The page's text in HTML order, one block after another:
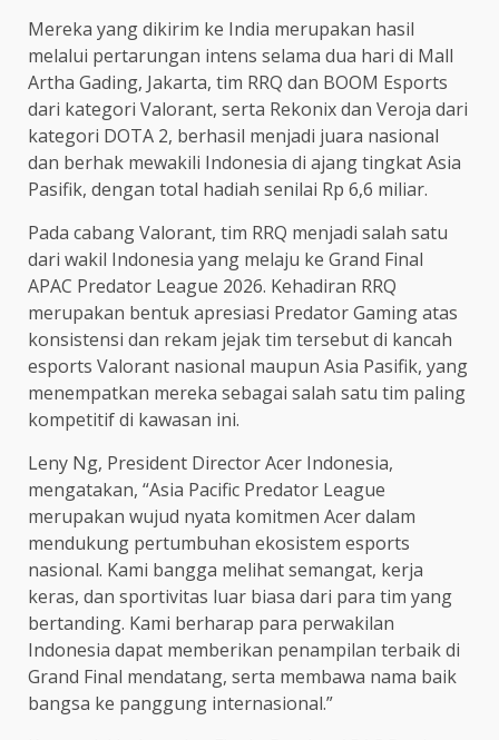
Mereka yang dikirim ke India merupakan hasil
melalui pertarungan intens selama dua hari di Mall
Artha Gading, Jakarta, tim RRQ dan BOOM Esports
dari kategori Valorant, serta Rekonix dan Veroja dari
kategori DOTA 2, berhasil menjadi juara nasional
dan berhak mewakili Indonesia di ajang tingkat Asia
Pasifik, dengan total hadiah senilai Rp 6,6 miliar.
Pada cabang Valorant, tim RRQ menjadi salah satu
dari wakil Indonesia yang melaju ke Grand Final
APAC Predator League 2026. Kehadiran RRQ
merupakan bentuk apresiasi Predator Gaming atas
konsistensi dan rekam jejak tim tersebut di kancah
esports Valorant nasional maupun Asia Pasifik, yang
menempatkan mereka sebagai salah satu tim paling
kompetitif di kawasan ini.
Leny Ng, President Director Acer Indonesia,
mengatakan, “Asia Pacific Predator League
merupakan wujud nyata komitmen Acer dalam
mendukung pertumbuhan ekosistem esports
nasional. Kami bangga melihat semangat, kerja
keras, dan sportivitas luar biasa dari para tim yang
bertanding. Kami berharap para perwakilan
Indonesia dapat memberikan penampilan terbaik di
Grand Final mendatang, serta membawa nama baik
bangsa ke panggung internasional.”